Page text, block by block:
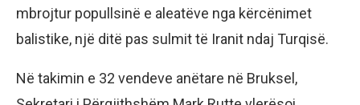
mbrojtur popullsinë e aleatëve nga kërcënimet
balistike, një ditë pas sulmit të Iranit ndaj Turqisë.
​Në takimin e 32 vendeve anëtare në Bruksel,